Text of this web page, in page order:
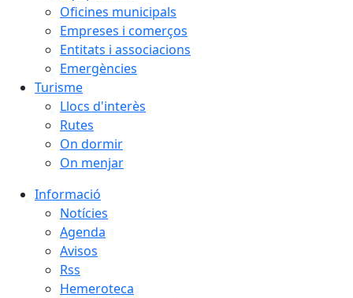
Oficines municipals
Empreses i comerços
Entitats i associacions
Emergències
Turisme
Llocs d'interès
Rutes
On dormir
On menjar
Informació
Notícies
Agenda
Avisos
Rss
Hemeroteca